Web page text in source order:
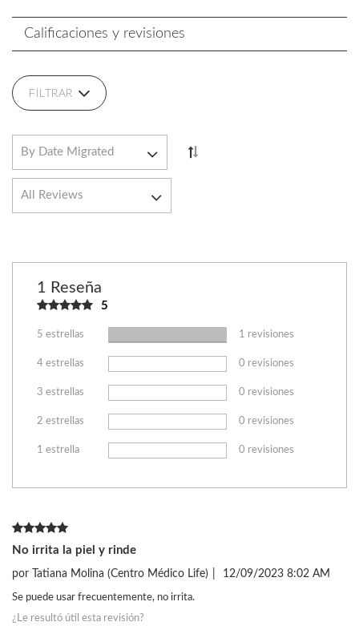
Calificaciones y revisiones
FILTRAR
1 Reseña
5
5 estrellas 1 revisiones
4 estrellas 0 revisiones
3 estrellas 0 revisiones
2 estrellas 0 revisiones
1 estrella 0 revisiones
No irrita la piel y rinde
por Tatiana Molina (Centro Médico Life) 12/09/2023 8:02 AM
Se puede usar frecuentemente, no irrita.
¿Le resultó útil esta revisión?